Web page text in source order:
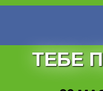
ТЕБЕ